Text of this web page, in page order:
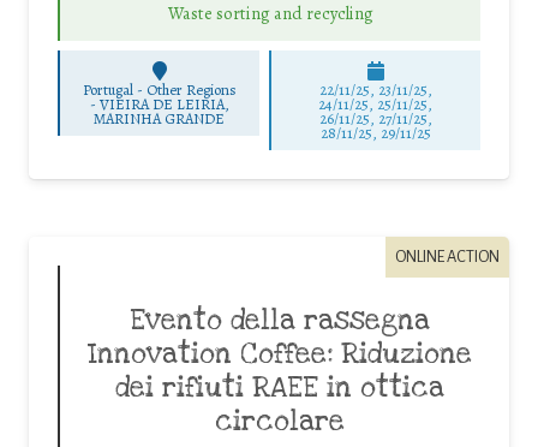
Waste sorting and recycling
Portugal - Other Regions
- VIEIRA DE LEIRIA,
MARINHA GRANDE
22/11/25, 23/11/25,
24/11/25, 25/11/25,
26/11/25, 27/11/25,
28/11/25, 29/11/25
ONLINE ACTION
Evento della rassegna
Innovation Coffee: Riduzione
dei rifiuti RAEE in ottica
circolare